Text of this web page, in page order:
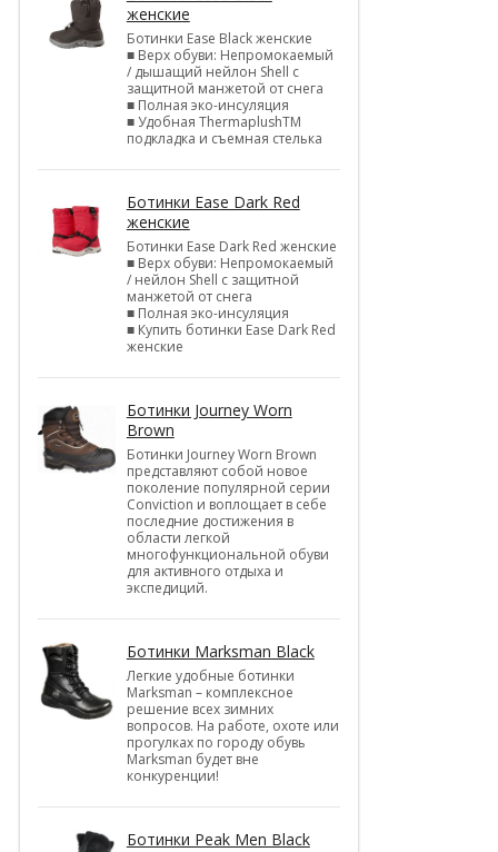
женские
Ботинки Ease Black женские
■ Верх обуви: Непромокаемый
/ дышащий нейлон Shell c
защитной манжетой от снега
■ Полная эко-инсуляция
■ Удобная ThermaplushTM
подкладка и съемная стелька
Ботинки Ease Dark Red
женские
Ботинки Ease Dark Red женские
■ Верх обуви: Непромокаемый
/ нейлон Shell c защитной
манжетой от снега
■ Полная эко-инсуляция
■ Купить ботинки Ease Dark Red
женские
Ботинки Journey Worn
Brown
Ботинки Journey Worn Brown
представляют собой новое
поколение популярной серии
Conviction и воплощает в себе
последние достижения в
области легкой
многофункциональной обуви
для активного отдыха и
экспедиций.
Ботинки Marksman Black
Легкие удобные ботинки
Marksman – комплексное
решение всех зимних
вопросов. На работе, охоте или
прогулках по городу обувь
Marksman будет вне
конкуренции!
Ботинки Peak Men Black